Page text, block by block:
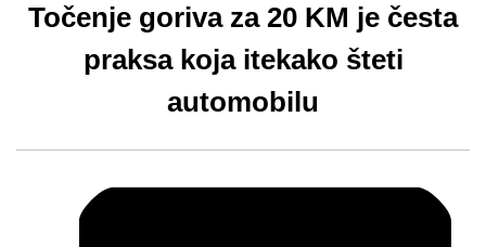
Točenje goriva za 20 KM je česta
praksa koja itekako šteti
automobilu